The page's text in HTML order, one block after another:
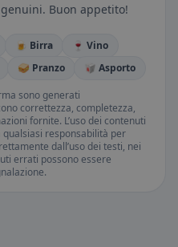
Buon appetito!
🍺 Birra
🍷 Vino
🥪 Pranzo
🥡 Asporto
sono generati
correttezza, completezza,
fornite. L’uso dei contenuti
qualsiasi responsabilità per
dall’uso dei testi, nei
errati possono essere